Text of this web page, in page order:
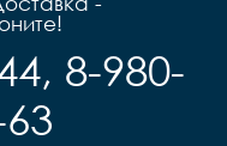
8-980-